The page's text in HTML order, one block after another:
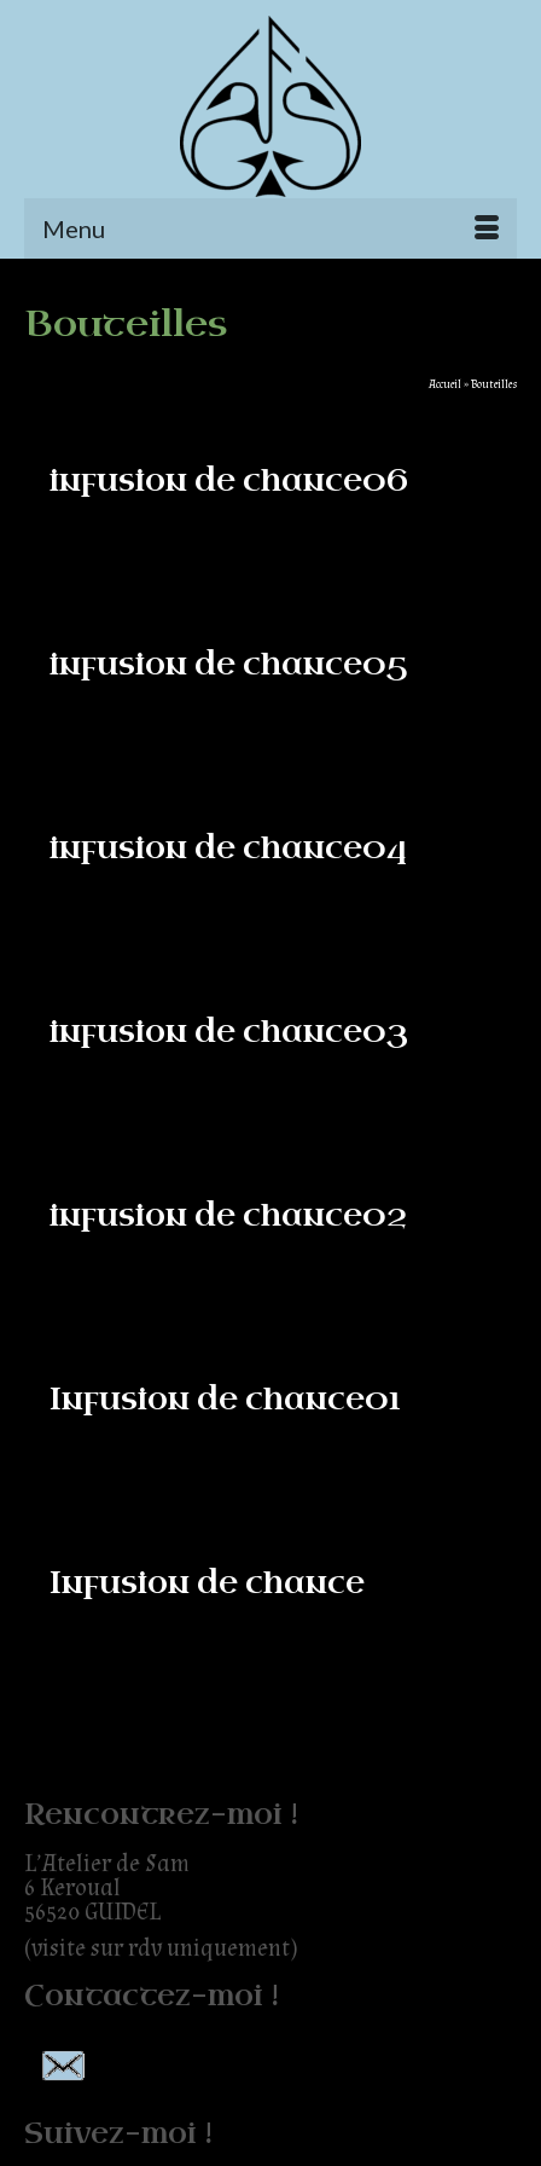
Menu
Bouteilles
Accueil»Bouteilles
infusion de chance06
infusion de chance05
infusion de chance04
infusion de chance03
infusion de chance02
Infusion de chance01
Infusion de chance
Rencontrez-moi !
L’Atelier de Sam
6 Keroual
56520 GUIDEL
(visite sur rdv uniquement)
Contactez-moi !
Suivez-moi !